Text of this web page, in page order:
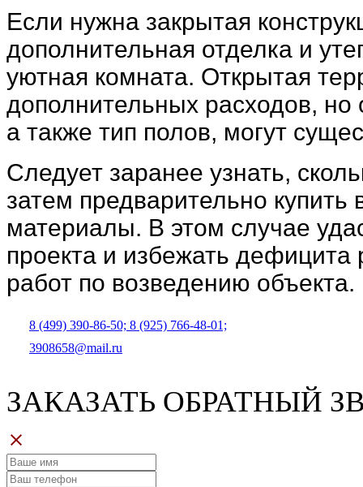
Если нужна закрытая
дополнительная отделка и
уютная комната. Открытая
дополнительных расходов, но
а также тип полов, могут
Следует заранее узнать,
затем предварительно
материалы. В этом случае
проекта и избежать
работ по возведению объекта.
8 (499) 390-86-50; 8 (925) 766-48-01;
3908658@mail.ru
ЗАКАЗАТЬ ОБРАТНЫЙ